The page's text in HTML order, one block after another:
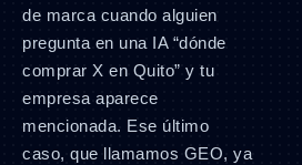
de marca cuando alguien
pregunta en una IA “dónde
comprar X en Quito” y tu
empresa aparece
mencionada. Ese último
caso, que llamamos GEO, ya